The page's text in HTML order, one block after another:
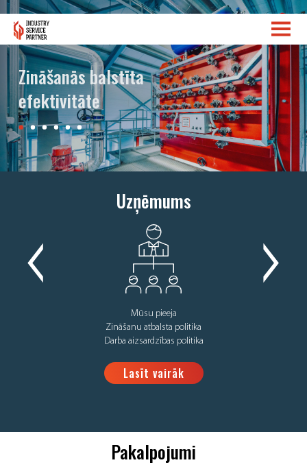
Zināšanās balstīta
efektivitāte
Uzņēmums
Mūsu pieeja
Zināšanu atbalsta politika
Darba aizsardzības politika
Lasīt vairāk
Pakalpojumi